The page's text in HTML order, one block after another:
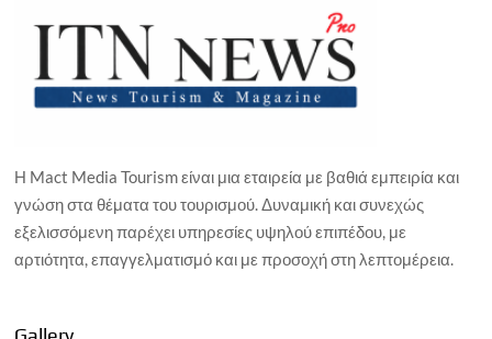
Η Mact Media Tourism είναι μια εταιρεία με βαθιά εμπειρία και
γνώση στα θέματα του τουρισμού. Δυναμική και συνεχώς
εξελισσόμενη παρέχει υπηρεσίες υψηλού επιπέδου, με
αρτιότητα, επαγγελματισμό και με προσοχή στη λεπτομέρεια.